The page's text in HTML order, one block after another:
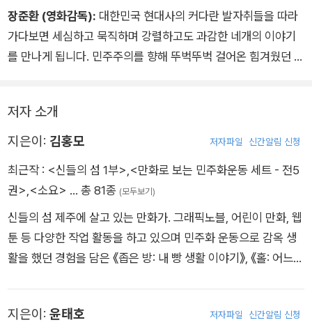
화운동이다. 김홍모 윤태호 마영신 유승하 작가의 ‘만화로 그린
민주화운동’을 따라가다보면 분노가 일고 안타까움에 눈물짓다
가 마지막에는 가슴이 벅차오른다. 어떤 영화가 우리의 민주화운
감하게 될 것이다.
장준환 (영화감독): 대한민국 현대사의 커다란 발자취들을 따라
가다보면 세심하고 묵직하며 강렬하고도 과감한 네개의 이야기
를 만나게 됩니다. 민주주의를 향해 뚜벅뚜벅 걸어온 힘겨웠던 발
작가님들에게 감사와 응원의 말씀을 전합니다. 개성 넘치는 네가
지 화풍이 보는 즐거움을 더해줍니다. 우리 아이와 나눠보고 이야
저자 소개
지은이: 김홍모 저자파일 신간알림 신청
최근작 : <신들의 섬 1부> <만화로 보는 민주화운동 세트 - 전5
권> <소요> … 총 81종 (모두보기)
신들의 섬 제주에 살고 있는 만화가. 그래픽노블, 어린이 만화, 웹
툰 등 다양한 작업 활동을 하고 있으며 민주화 운동으로 감옥 생
활을 했던 경험을 담은 《좁은 방: 내 빵 생활 이야기》, 《홀: 어느
화상을 모두 수상하며 작품성을 인정받았다.
지은이: 윤태호 저자파일 신간알림 신청